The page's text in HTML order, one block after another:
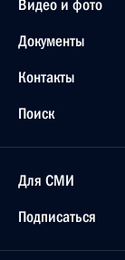
Видео и фото
Документы
Контакты
Поиск
Для СМИ
Подписаться